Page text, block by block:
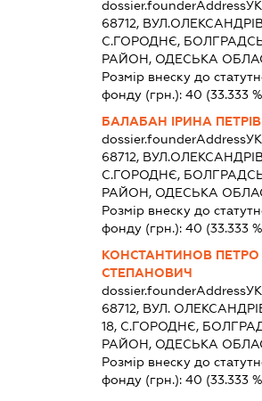
dossier.founderAddress
68712,
С.ГОРОДНЄ,
РАЙОН, ОДЕСЬКА
Розмір внеску до
фонду (грн.): 40 (33.333
БАЛАБАН ІРИНА
dossier.founderAddress
68712,
С.ГОРОДНЄ,
РАЙОН, ОДЕСЬКА
Розмір внеску до
фонду (грн.): 40 (33.333
КОНСТАНТИНОВ ПЕТРО
СТЕПАНОВИЧ
dossier.founderAddress
68712, ВУЛ.
18, С.ГОРОДНЄ,
РАЙОН, ОДЕСЬКА
Розмір внеску до
фонду (грн.): 40 (33.333